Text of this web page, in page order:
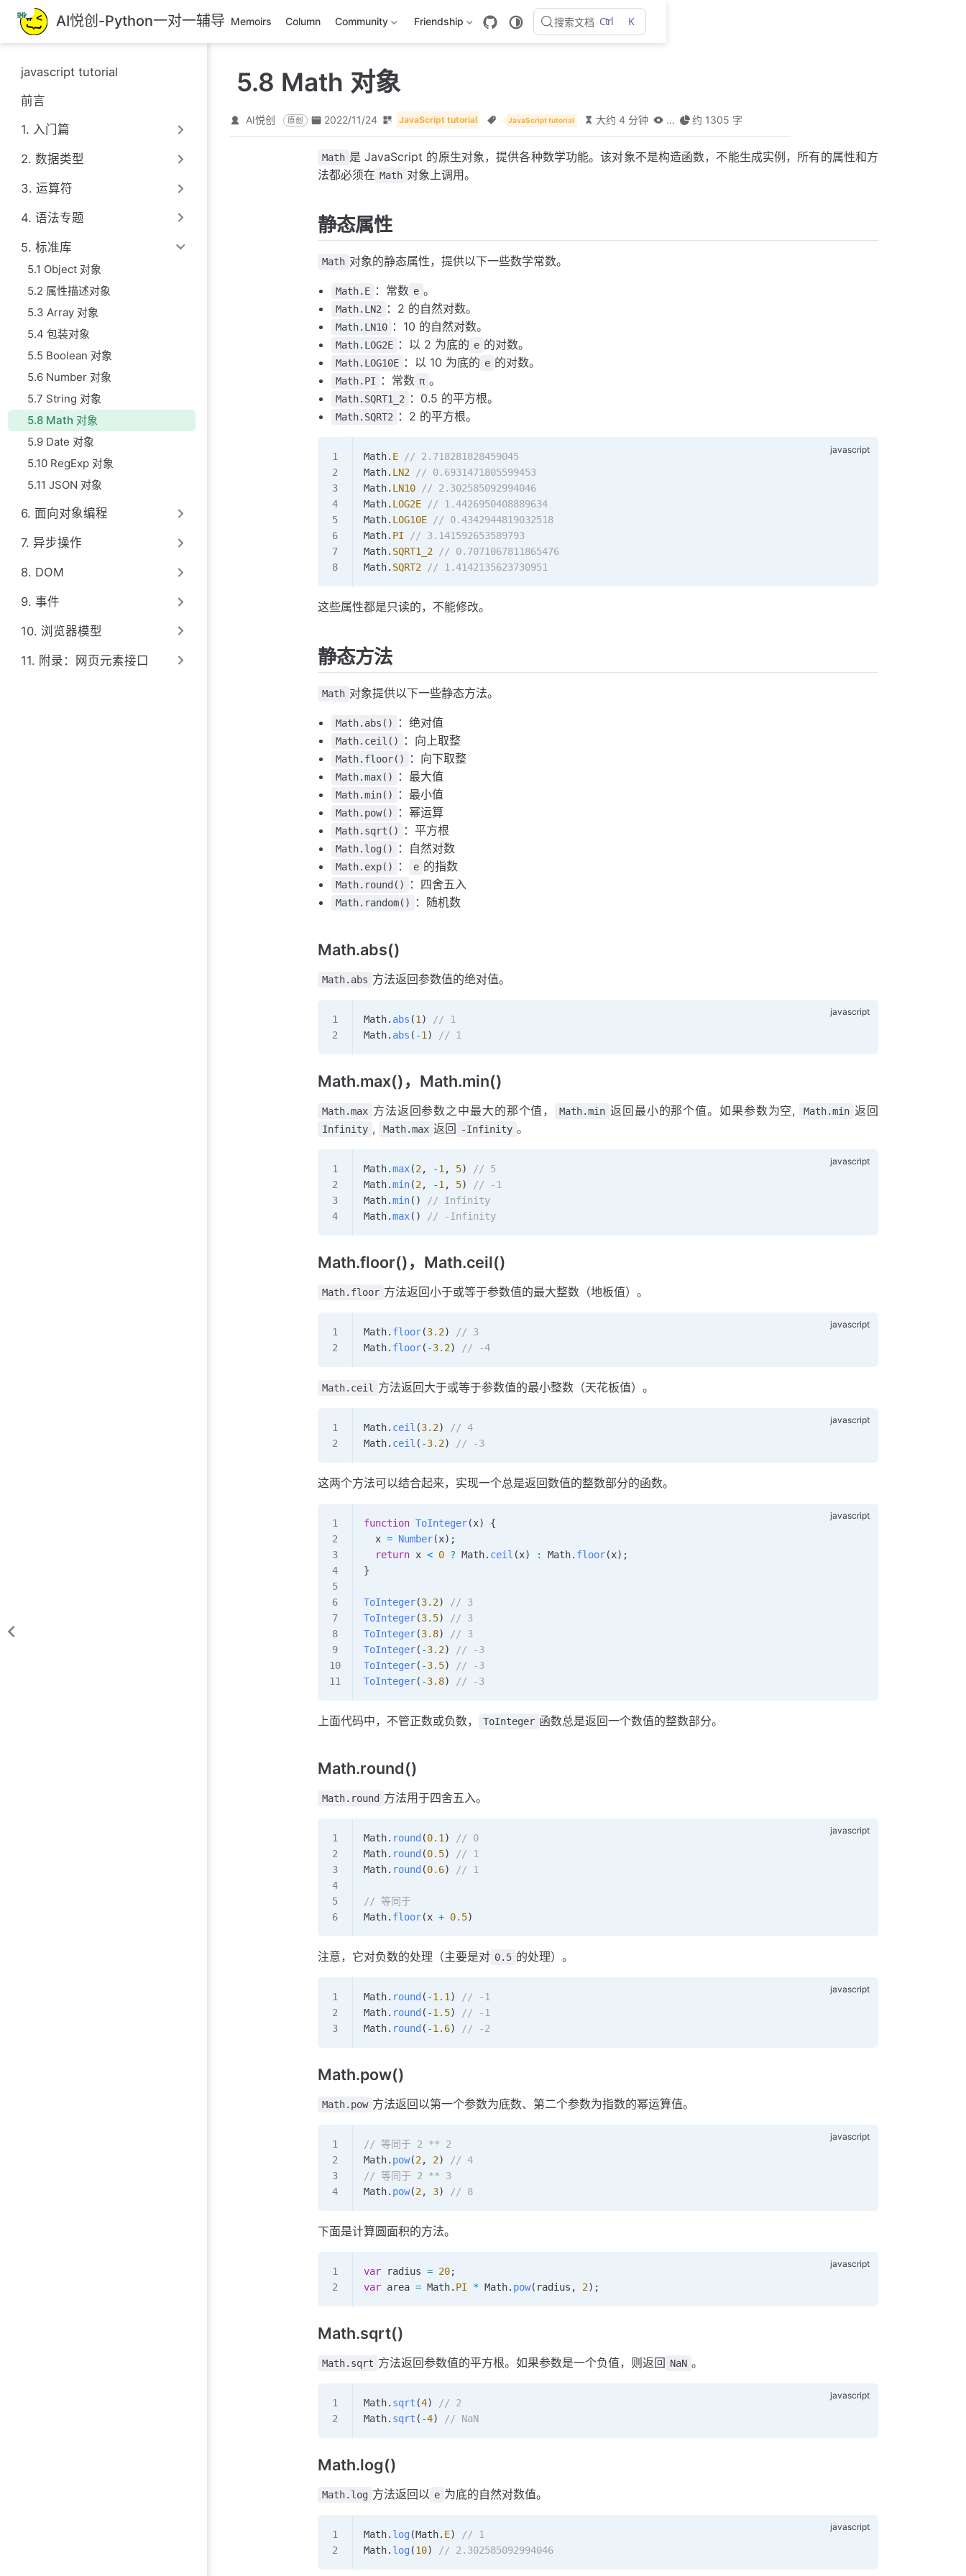
跳
至
主
內
容
AI悦创-Python一对一辅导 Memoirs Column Community Friendship 搜索文档 Ctrl K
javascript tutorial
前言
1. 入门篇
2. 数据类型
3. 运算符
4. 语法专题
5. 标准库
5.1 Object 对象
5.2 属性描述对象
5.3 Array 对象
5.4 包装对象
5.5 Boolean 对象
5.6 Number 对象
5.7 String 对象
5.8 Math 对象
5.9 Date 对象
5.10 RegExp 对象
5.11 JSON 对象
6. 面向对象编程
7. 异步操作
8. DOM
9. 事件
10. 浏览器模型
11. 附录：网页元素接口
5.8 Math 对象
AI悦创 原创 2022/11/24 JavaScript tutorial JavaScript tutorial 大约 4 分钟 ... 约 1305 字
Math 是 JavaScript 的原生对象，提供各种数学功能。该对象不是构造函数，不能生成实例，所有的属性和方
法都必须在 Math 对象上调用。
静态属性
Math 对象的静态属性，提供以下一些数学常数。
Math.E ：常数 e 。
Math.LN2 ：2 的自然对数。
Math.LN10 ：10 的自然对数。
Math.LOG2E ：以 2 为底的 e 的对数。
Math.LOG10E ：以 10 为底的 e 的对数。
Math.PI ：常数 π 。
Math.SQRT1_2 ：0.5 的平方根。
Math.SQRT2 ：2 的平方根。
Math. E // 2.718281828459045
Math. LN2 // 0.6931471805599453
Math. LN10 // 2.302585092994046
Math. LOG2E // 1.4426950408889634
Math. LOG10E // 0.4342944819032518
Math. PI // 3.141592653589793
Math. SQRT1_2 // 0.7071067811865476
Math. SQRT2 // 1.4142135623730951
这些属性都是只读的，不能修改。
静态方法
Math 对象提供以下一些静态方法。
Math.abs() ：绝对值
Math.ceil() ：向上取整
Math.floor() ：向下取整
Math.max() ：最大值
Math.min() ：最小值
Math.pow() ：幂运算
Math.sqrt() ：平方根
Math.log() ：自然对数
Math.exp() ： e 的指数
Math.round() ：四舍五入
Math.random() ：随机数
Math.abs()
Math.abs 方法返回参数值的绝对值。
Math. abs (1 )
// 1
Math. abs ( -1 ) // 1
Math.max()，Math.min()
Math.max 方法返回参数之中最大的那个值， Math.min 返回最小的那个值。如果参数为空, Math.min 返回
Infinity , Math.max 返回 -Infinity 。
Math.max(2, -1 , 5)
// 5
Math.min(2, -1 , 5)
// -1
Math.min()
// Infinity
Math.max() // -Infinity
Math.floor()，Math.ceil()
Math.floor 方法返回小于或等于参数值的最大整数（地板值）。
Math. floor(3.2)
// 3
Math. floor( -3.2) // -4
Math.ceil 方法返回大于或等于参数值的最小整数（天花板值）。
Math. ceil (3.2)
// 4
Math. ceil ( -3.2) // -3
这两个方法可以结合起来，实现一个总是返回数值的整数部分的函数。
function ToInteger(x) {
  x
= Number(x);
  return
x < 0 ? Math. ceil (x) : Math. floor(x);
}
ToInteger(3.2)
// 3
ToInteger(3.5)
// 3
ToInteger(3.8)
// 3
ToInteger( -3.2)
// -3
ToInteger( -3.5)
// -3
ToInteger( -3.8) // -3
上面代码中，不管正数或负数， ToInteger 函数总是返回一个数值的整数部分。
Math.round()
Math.round 方法用于四舍五入。
Math. round (0.1 )
// 0
Math. round (0.5)
// 1
Math. round (0.6) // 1
// 等同于
Math. floor(x + 0.5)
注意，它对负数的处理（主要是对 0.5 的处理）。
Math. round ( -1.1 )
// -1
Math. round ( -1.5)
// -1
Math. round ( -1.6) // -2
Math.pow()
Math.pow 方法返回以第一个参数为底数、第二个参数为指数的幂运算值。
// 等同于 2 ** 2
Math. pow(2, 2)
// 4
// 等同于 2 ** 3
Math. pow(2, 3) // 8
下面是计算圆面积的方法。
var radius = 20;
var area = Math. PI * Math. pow( radius , 2);
Math.sqrt()
Math.sqrt 方法返回参数值的平方根。如果参数是一个负值，则返回 NaN 。
Math. sqrt (4)
// 2
Math. sqrt ( -4) // NaN
Math.log()
Math.log 方法返回以 e 为底的自然对数值。
Math. log (Math. E)
// 1
Math. log (10) // 2.302585092994046